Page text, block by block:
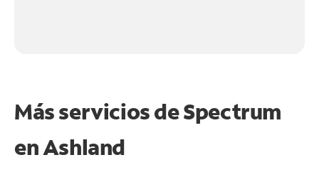
Más servicios de Spectrum
enAshland